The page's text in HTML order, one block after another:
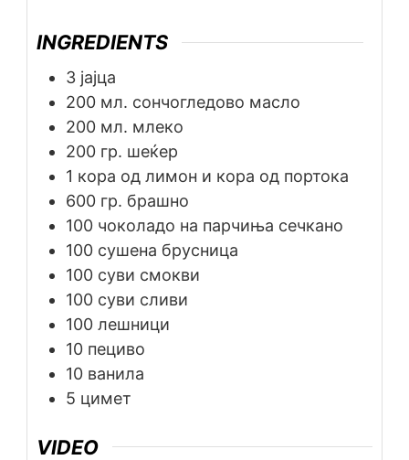
INGREDIENTS
3 јајца
200 мл. сончогледово масло
200 мл. млеко
200 гр. шеќер
1 кора од лимон и кора од портока
600 гр. брашно
100 чоколадо на парчиња сечкано
100 сушена брусница
100 суви смокви
100 суви сливи
100 лешници
10 пециво
10 ванила
5 цимет
VIDEO